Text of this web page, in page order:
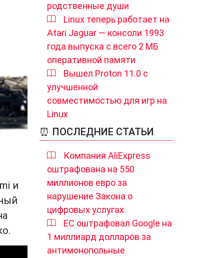
и
родственные души
Linux теперь работает на
Atari Jaguar — консоли 1993
года выпуска с всего 2 МБ
оперативной памяти
Вышел Proton 11.0 с
улучшенной
совместимостью для игр на
Linux
⏰ ПОСЛЕДНИЕ СТАТЬИ
Компания AliExpress
оштрафована на 550
миллионов евро за
нарушение Закона о
цифровых услугах.
ЕС оштрафовал Google на
1 миллиард долларов за
антимонопольные